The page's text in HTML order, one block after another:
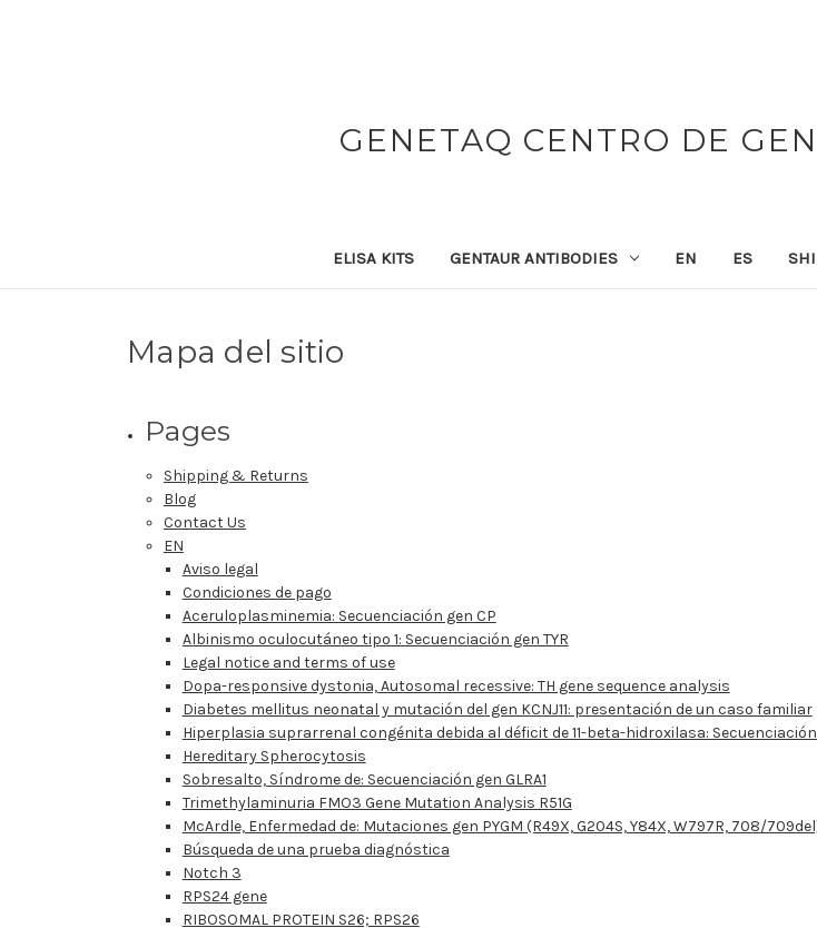
GENETAQ CENTRO DE
ELISA KITS GENTAUR ANTIBODIES EN ES
Mapa del sitio
Pages
Shipping & Returns
Blog
Contact Us
EN
Aviso legal
Condiciones de pago
Aceruloplasminemia: Secuenciación gen CP
Albinismo oculocutáneo tipo 1: Secuenciación gen TYR
Legal notice and terms of use
Dopa-responsive dystonia, Autosomal recessive: TH gene sequence analysis
Diabetes mellitus neonatal y mutación del gen KCNJ11: presentación de un caso familiar
Hiperplasia suprarrenal congénita debida al déficit de 11-beta-hidroxilasa: Secuenciación
Hereditary Spherocytosis
Sobresalto, Síndrome de: Secuenciación gen GLRA1
Trimethylaminuria FMO3 Gene Mutation Analysis R51G
McArdle, Enfermedad de: Mutaciones gen PYGM (R49X, G204S, Y84X, W797R, 708/
Búsqueda de una prueba diagnóstica
Notch 3
RPS24 gene
RIBOSOMAL PROTEIN S26; RPS26